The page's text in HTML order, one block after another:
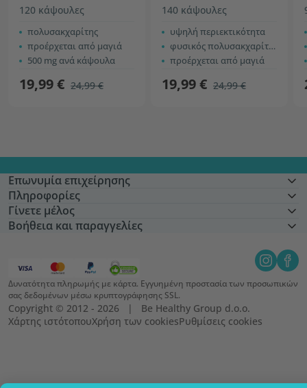
120 κάψουλες
πολυσακχαρίτης
προέρχεται από μαγιά
500 mg ανά κάψουλα
19,99 € 24,99 €
140 κάψουλες
υψηλή περιεκτικότητα
φυσικός πολυσακχαρίτης
προέρχεται από μαγιά
19,99 € 24,99 €
Επωνυμία επιχείρησης
Πληροφορίες
Γίνετε μέλος
Βοήθεια και παραγγελίες
Δυνατότητα πληρωμής με κάρτα. Εγγυημένη προστασία των προσωπικών
σας δεδομένων μέσω κρυπτογράφησης SSL.
Copyright © 2012 - 2026   |   Be Healthy Group d.o.o.
Χάρτης ιστότοπουΧρήση των cookiesΡυθμίσεις cookies